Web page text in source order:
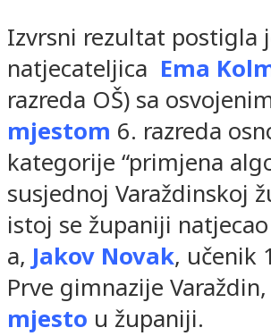
Izvrsni rezultat postigla
natjecateljica Ema
razreda OŠ) sa
mjestom 6. razreda
kategorije “primjena
susjednoj Varaždinskoj
istoj se županiji
a, Jakov Novak, učenik
Prve gimnazije
mjesto u županiji.